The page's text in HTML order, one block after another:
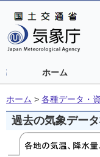
ホーム
ホーム > 各種データ・
過去の気象デー